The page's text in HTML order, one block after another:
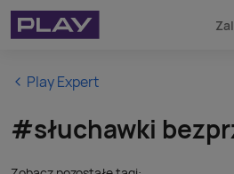
Play Expert
#słuchawki